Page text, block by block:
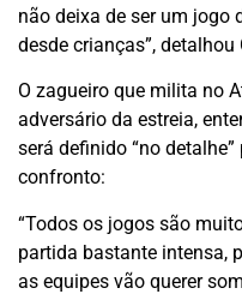
não deixa de ser um jogo
desde crianças”, detalhou
O zagueiro que milita no
adversário da estreia,
será definido “no
confronto:
“Todos os jogos são
partida bastante intensa,
as equipes vão querer